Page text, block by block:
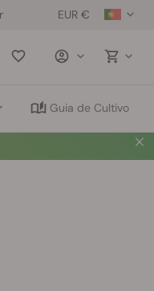
EUR €
Saved
Guia de Cultivo